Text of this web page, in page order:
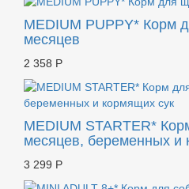
MEDIUM PUPPY* Корм
месяцев
2 358 Р
MEDIUM STARTER*
месяцев, беременных и
3 299 Р